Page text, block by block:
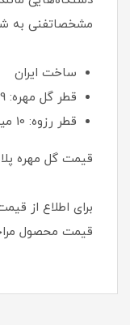
مشخصاتفنی به
ساخت ایران
قطر گل مهره: 39 میلی‌متر
قطر رزوه: 10 میلی‌متر
قیمت گل مهره
برای اطلاع از
قیمت محصول